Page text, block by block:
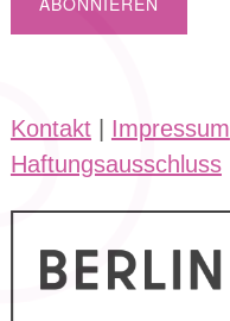
Kontakt| Impressum
Haftungsausschluss